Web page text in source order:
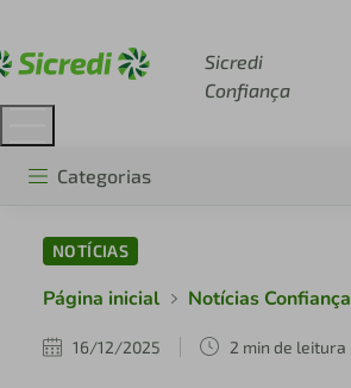
Sicredi
Confiança
Categorias
NOTÍCIAS
Página inicial Notícias Confiança
16/12/2025 2 min de leitura